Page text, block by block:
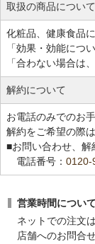
取扱の商品について
化粧品、健康食品
「効果・効能につ
「合わない場合は
解約について
お電話のみでのお
解約をご希望の際
■お問い合わせ、解
電話番号： 0120-
営業時間について
ネットでの注文
店舗へのお問合